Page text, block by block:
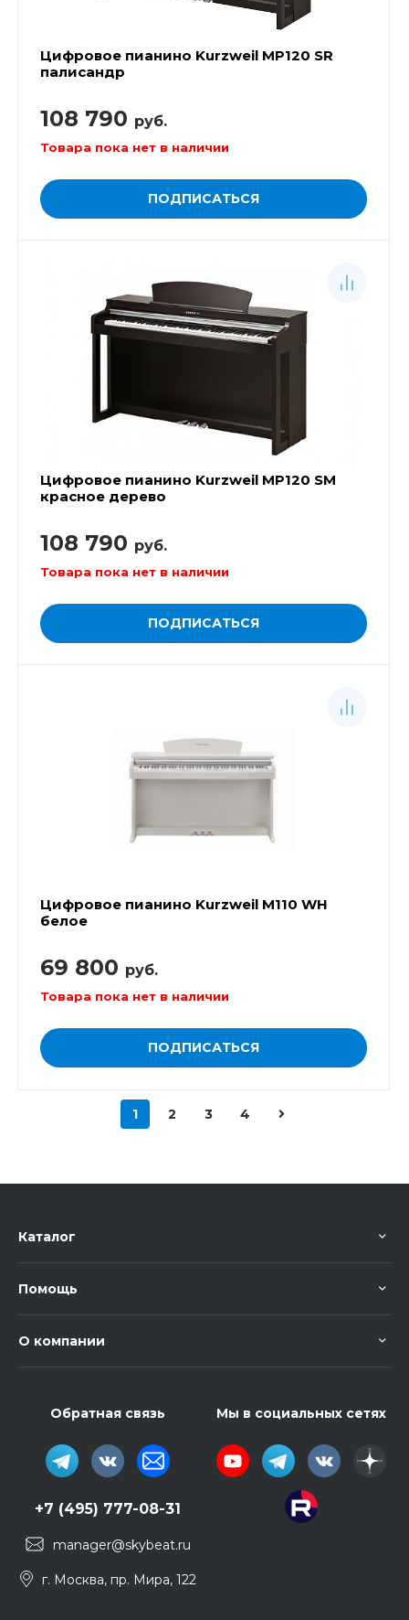
Цифровое пианино Kurzweil MP120 SR
палисандр
108 790 руб.
Товара пока нет в наличии
ПОДПИСАТЬСЯ
Цифровое пианино Kurzweil MP120 SM
красное дерево
108 790 руб.
Товара пока нет в наличии
ПОДПИСАТЬСЯ
Цифровое пианино Kurzweil M110 WH
белое
69 800 руб.
Товара пока нет в наличии
ПОДПИСАТЬСЯ
1 2 3 4
Каталог
Помощь
О компании
Обратная связь
+7 (495) 777-08-31
manager@skybeat.ru
г. Москва, пр. Мира, 122
Мы в социальных сетях